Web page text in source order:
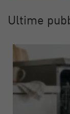
Ultime